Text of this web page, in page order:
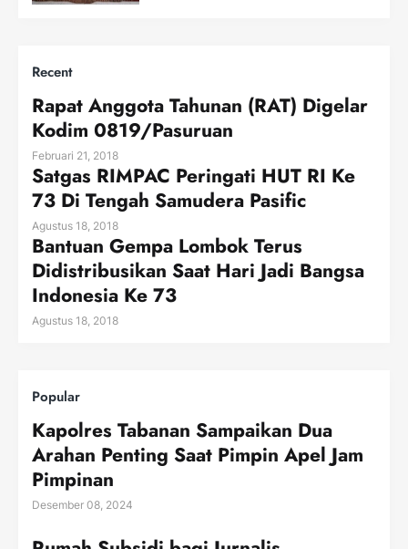
Recent
Rapat Anggota Tahunan (RAT) Digelar
Kodim 0819/Pasuruan
Februari 21, 2018
Satgas RIMPAC Peringati HUT RI Ke
73 Di Tengah Samudera Pasific
Agustus 18, 2018
Bantuan Gempa Lombok Terus
Didistribusikan Saat Hari Jadi Bangsa
Indonesia Ke 73
Agustus 18, 2018
Popular
Kapolres Tabanan Sampaikan Dua
Arahan Penting Saat Pimpin Apel Jam
Pimpinan
Desember 08, 2024